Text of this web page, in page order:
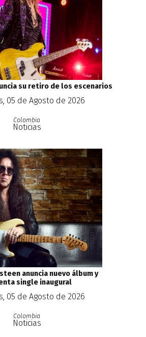
su retiro de los escenarios
05 de Agosto de 2026
Colombia
Noticias
anuncia nuevo álbum y
single inaugural
05 de Agosto de 2026
Colombia
Noticias